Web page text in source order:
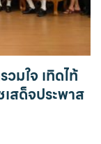
มใจ เทิดไท้
สด็จประพาส